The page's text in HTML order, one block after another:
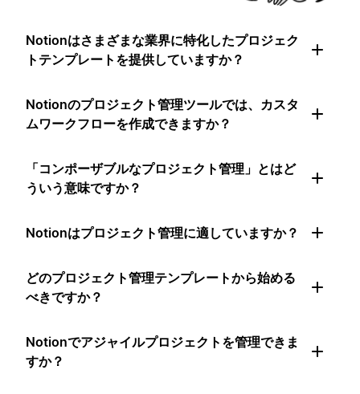
Notionはさまざまな業界に特化したプロジェク
トテンプレートを提供していますか？
Notionのプロジェクト管理ツールでは、カスタ
ムワークフローを作成できますか？
「コンポーザブルなプロジェクト管理」とはど
ういう意味ですか？
Notionはプロジェクト管理に適していますか？
どのプロジェクト管理テンプレートから始める
べきですか？
Notionでアジャイルプロジェクトを管理できま
すか？